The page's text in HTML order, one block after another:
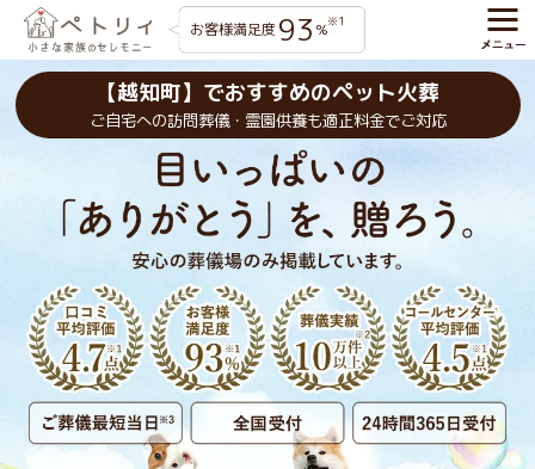
お客様満足度 93 %※1
【越知町】でおすすめのペット火葬
ご自宅への訪問葬儀・霊園供養も適正料金でご対応